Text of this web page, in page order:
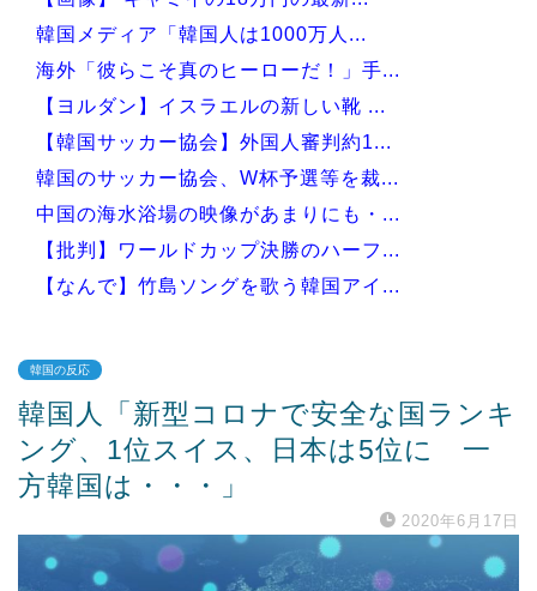
韓国メディア「韓国人は1000万人...
海外「彼らこそ真のヒーローだ！」手...
【ヨルダン】イスラエルの新しい靴 ...
【韓国サッカー協会】外国人審判約1...
韓国のサッカー協会、W杯予選等を裁...
中国の海水浴場の映像があまりにも・...
【批判】ワールドカップ決勝のハーフ...
【なんで】竹島ソングを歌う韓国アイ...
Powered by livedoor 相互RSS
韓国の反応
韓国人「新型コロナで安全な国ランキ
ング、1位スイス、日本は5位に 一
方韓国は・・・」
2020年6月17日